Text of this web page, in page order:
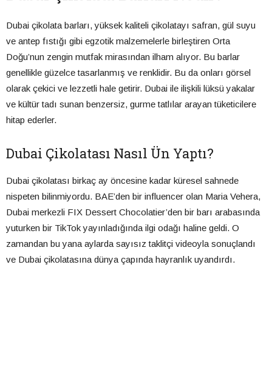
Dubai çikolata barları, yüksek kaliteli çikolatayı safran, gül suyu
ve antep fıstığı gibi egzotik malzemelerle birleştiren Orta
Doğu’nun zengin mutfak mirasından ilham alıyor. Bu barlar
genellikle güzelce tasarlanmış ve renklidir. Bu da onları görsel
olarak çekici ve lezzetli hale getirir. Dubai ile ilişkili lüksü yakalar
ve kültür tadı sunan benzersiz, gurme tatlılar arayan tüketicilere
hitap ederler.
Dubai Çikolatası Nasıl Ün Yaptı?
Dubai çikolatası birkaç ay öncesine kadar küresel sahnede
nispeten bilinmiyordu. BAE’den bir influencer olan Maria Vehera,
Dubai merkezli FIX Dessert Chocolatier’den bir barı arabasında
yuturken bir TikTok yayınladığında ilgi odağı haline geldi. O
zamandan bu yana aylarda sayısız taklitçi videoyla sonuçlandı
ve Dubai çikolatasına dünya çapında hayranlık uyandırdı.